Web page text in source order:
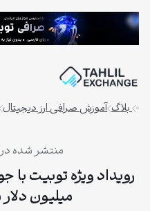
رفتن
بلاگ آموزش صرافی ارز دیجیتال
رویداد ویژه توبیت با
میلیون